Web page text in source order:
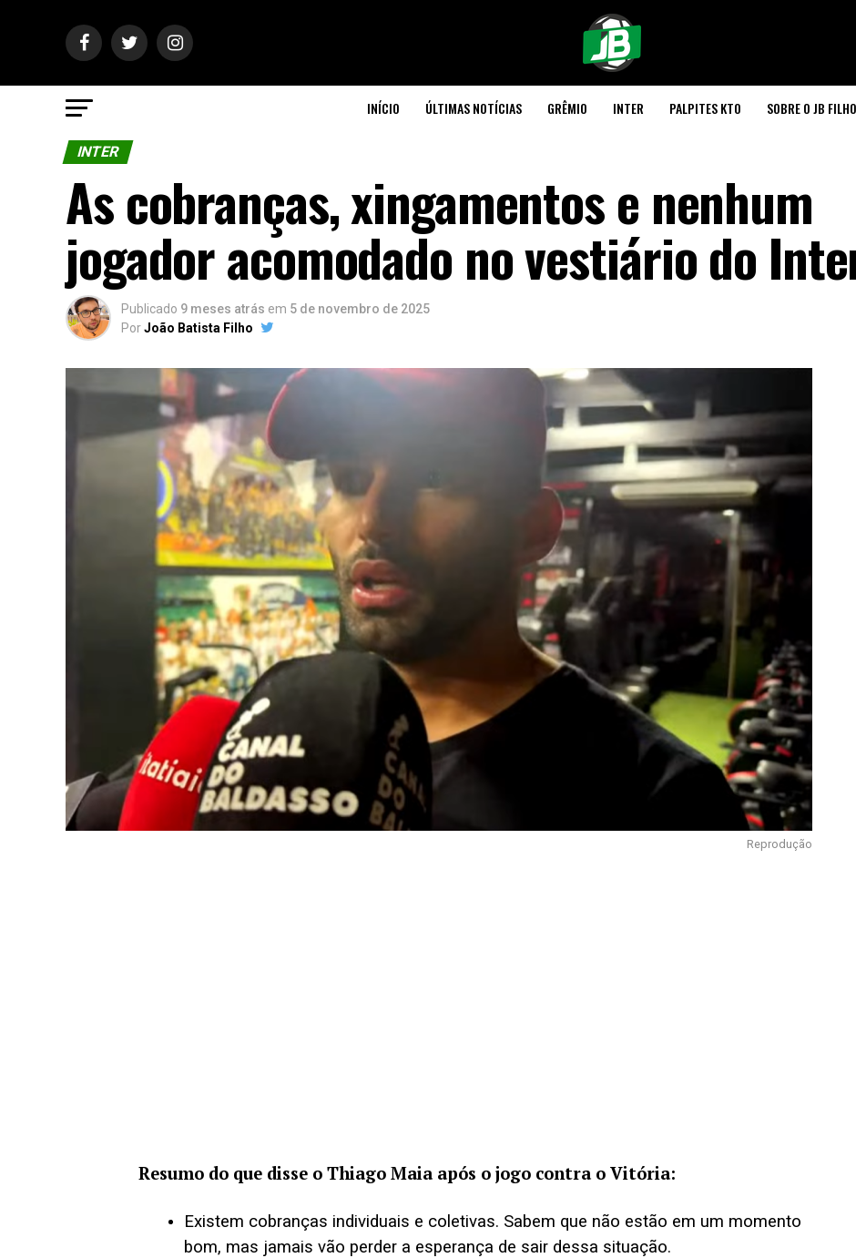
INÍCIO ÚLTIMAS NOTÍCIAS GRÊMIO INTER PALPITES KTO SOBRE O JB FILHO
INTER
As cobranças, xingamentos e nenhum
jogador acomodado no vestiário do
Publicado 9 meses atrás em 5 de novembro de 2025
PorJoão Batista Filho
Reprodução
Resumo do que disse o Thiago Maia após o jogo contra o Vitória:
Existem cobranças individuais e coletivas. Sabem que não estão em um momento
bom, mas jamais vão perder a esperança de sair dessa situação.